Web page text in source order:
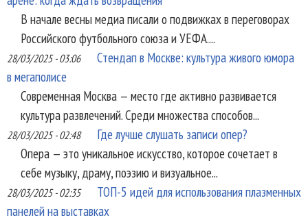
В начале весны медиа писали о подвижках в переговорах
Российского футбольного союза и УЕФА....
28/03/2025 - 03:06
Стендап в Москве: культура живого юмора
в мегаполисе
Современная Москва — место где активно развивается
культура развлечений. Среди множества способов...
28/03/2025 - 02:48
Где лучше слушать записи опер?
Опера — это уникальное искусство, которое сочетает в
себе музыку, драму, поэзию и визуальное...
28/03/2025 - 02:35
ТОП-5 идей для использования плазменных
панелей на выставках